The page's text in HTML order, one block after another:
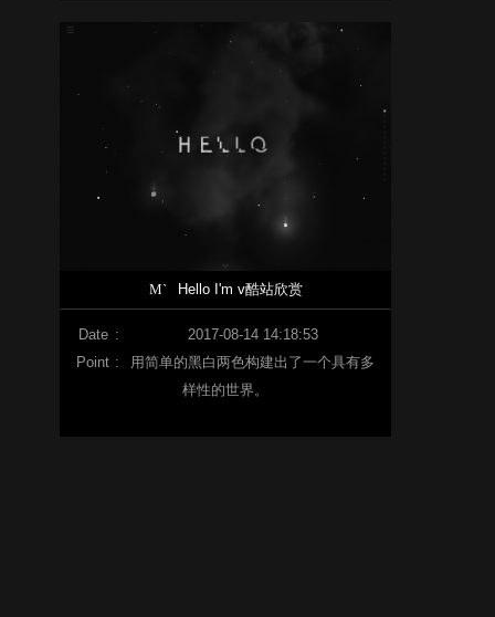
M` Hello I'm v酷站欣赏
Date :
2017-08-14 14:18:53
Point :
用简单的黑白两色构建出了一个具有多
样性的世界。